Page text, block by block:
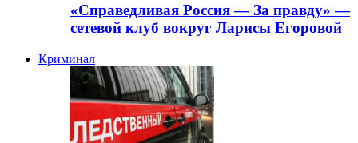
«Справедливая Россия — За правду» —
сетевой клуб вокруг Ларисы Егоровой
Криминал